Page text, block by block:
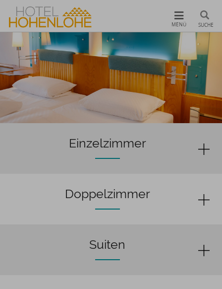
MENÜ SUCHE
Einzelzimmer
Doppelzimmer
Suiten